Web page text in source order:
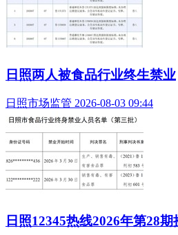
日照两人被食品行业终生禁业
日照市场监管 2026-08-03 09:44
日照12345热线2026年第28